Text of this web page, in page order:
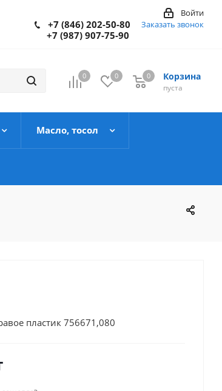
Войти
+7 (846) 202-50-80
+7 (987) 907-75-90
Заказать звонок
0 0 Корзина
пуста
0
Масло, тосол
пластик 756671,080